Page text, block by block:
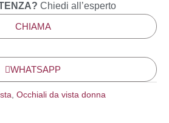
Chiedi all’esperto
CHIAMA
WHATSAPP
, Occhiali da vista donna